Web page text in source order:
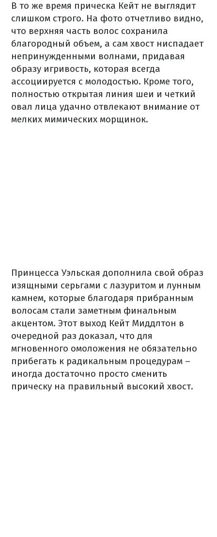
В то же время прическа Кейт не выглядит
слишком строго. На фото отчетливо видно,
что верхняя часть волос сохранила
благородный объем, а сам хвост ниспадает
непринужденными волнами, придавая
образу игривость, которая всегда
ассоциируется с молодостью. Кроме того,
полностью открытая линия шеи и четкий
овал лица удачно отвлекают внимание от
мелких мимических морщинок.
Принцесса Уэльская дополнила свой образ
изящными серьгами с лазуритом и лунным
камнем, которые благодаря прибранным
волосам стали заметным финальным
акцентом. Этот выход Кейт Миддлтон в
очередной раз доказал, что для
мгновенного омоложения не обязательно
прибегать к радикальным процедурам –
иногда достаточно просто сменить
прическу на правильный высокий хвост.